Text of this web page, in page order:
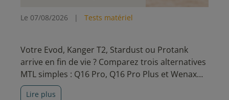
Le 07/08/2026 | Tests matériel
Votre Evod, Kanger T2, Stardust ou Protank
arrive en fin de vie ? Comparez trois alternatives
MTL simples : Q16 Pro, Q16 Pro Plus et Wenax
M2.
Lire plus